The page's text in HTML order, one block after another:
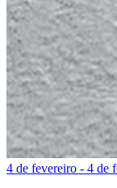
4 de fevereiro - 4 de